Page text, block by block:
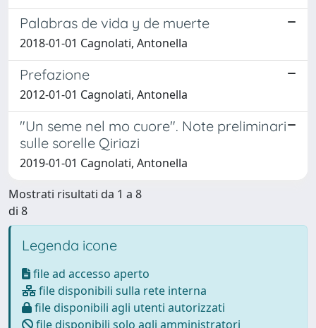
Palabras de vida y de muerte
2018-01-01 Cagnolati, Antonella
Prefazione
2012-01-01 Cagnolati, Antonella
"Un seme nel mo cuore". Note preliminari
sulle sorelle Qiriazi
2019-01-01 Cagnolati, Antonella
Mostrati risultati da 1 a 8
di 8
Legenda icone
file ad accesso aperto
file disponibili sulla rete interna
file disponibili agli utenti autorizzati
file disponibili solo agli amministratori